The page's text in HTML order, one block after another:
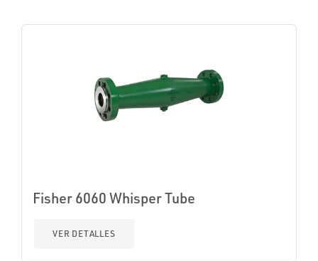
Fisher 6060 Whisper Tube
VER DETALLES